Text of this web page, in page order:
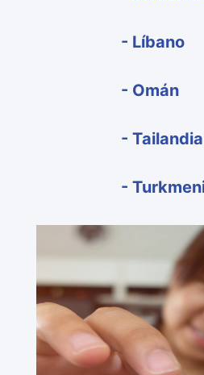
- Líbano
- Omán
- Tailandia
-